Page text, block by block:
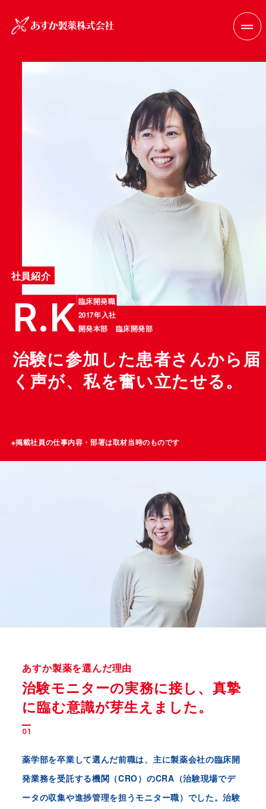
社員紹介
R.K 臨床開発職
2017年入社
開発本部 臨床開発部
治験に参加した患者さんから届
く声が、私を奮い立たせる。
※掲載社員の仕事内容・部署は取材当時のものです
あすか製薬を選んだ理由
治験モニターの実務に接し、 真摯
に臨む意識が芽生えました。
01
薬学部を卒業して選んだ前職は、主に製薬会社の臨床開
発業務を受託する機関（CRO）のCRA（治験現場でデ
ータの収集や進捗管理を担うモニター職）でした。治験